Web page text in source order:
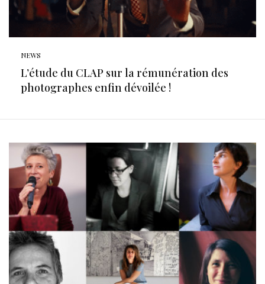
NEWS
L’étude du CLAP sur la rémunération des
photographes enfin dévoilée !